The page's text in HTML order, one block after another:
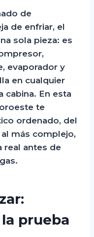
de
de enfriar, el
sola pieza: es
evaporador y
en cualquier
cabina. En esta
te
ordenado, del
más complejo,
real antes de
prueba